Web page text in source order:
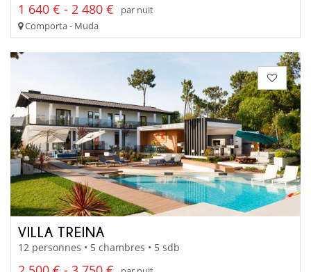
1 640 € - 2 480 €
par nuit
Comporta - Muda
VILLA TREINA
12 personnes • 5 chambres • 5 sdb